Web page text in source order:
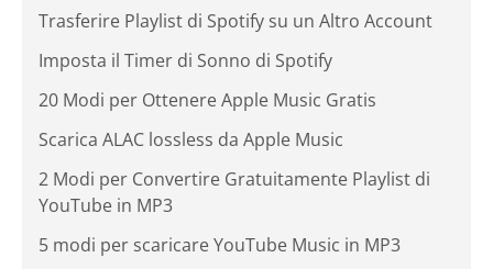
Trasferire Playlist di Spotify su un Altro Account
Imposta il Timer di Sonno di Spotify
20 Modi per Ottenere Apple Music Gratis
Scarica ALAC lossless da Apple Music
2 Modi per Convertire Gratuitamente Playlist di
YouTube in MP3
5 modi per scaricare YouTube Music in MP3